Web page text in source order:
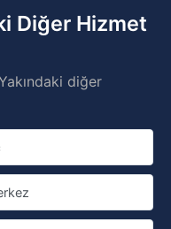
Diğer Hizmet
diğer